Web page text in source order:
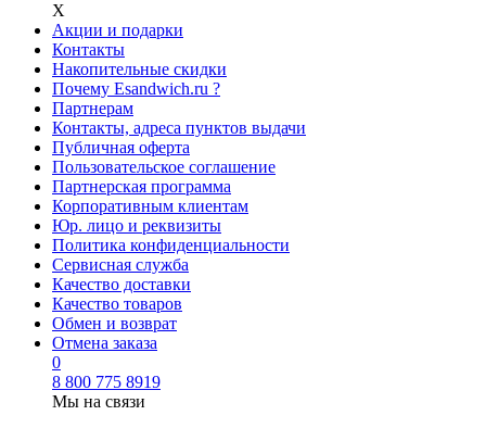
Х
Акции и подарки
Контакты
Накопительные скидки
Почему Esandwich.ru ?
Партнерам
Контакты, адреса пунктов выдачи
Публичная оферта
Пользовательское соглашение
Партнерская программа
Корпоративным клиентам
Юр. лицо и реквизиты
Политика конфиденциальности
Сервисная служба
Качество доставки
Качество товаров
Обмен и возврат
Отмена заказа
0
8 800 775 8919
Мы на связи